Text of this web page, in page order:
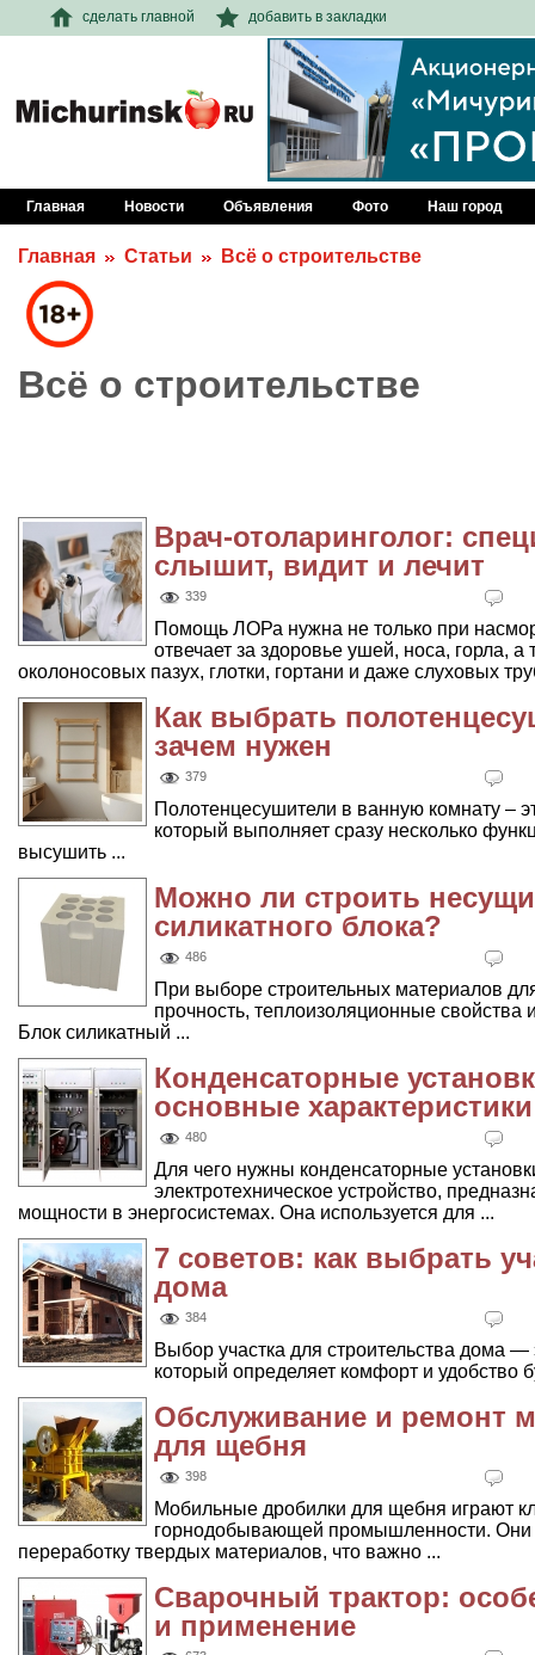
сделать главной добавить в закладки
Главная Новости Объявления Фото Наш город
Главная Статьи Всё о строительстве
Всё о строительстве
Врач-отоларинголог:
слышит, видит и лечит
339
Помощь ЛОРа нужна не только при
отвечает за здоровье ушей, носа, горла,
околоносовых пазух, глотки, гортани и даже слуховых
Как выбрать
зачем нужен
379
Полотенцесушители в ванную комнату –
который выполняет сразу несколько
высушить ...
Можно ли строить
силикатного блока?
486
При выборе строительных материалов
прочность, теплоизоляционные
Блок силикатный ...
Конденсаторные
основные характеристики
480
Для чего нужны конденсаторные
электротехническое устройство,
мощности в энергосистемах. Она используется для ...
7 советов: как выбрать
дома
384
Выбор участка для строительства дома
который определяет комфорт и удобство
Обслуживание и ремонт
для щебня
398
Мобильные дробилки для щебня играют
горнодобывающей промышленности.
переработку твердых материалов, что важно ...
Сварочный трактор:
и применение